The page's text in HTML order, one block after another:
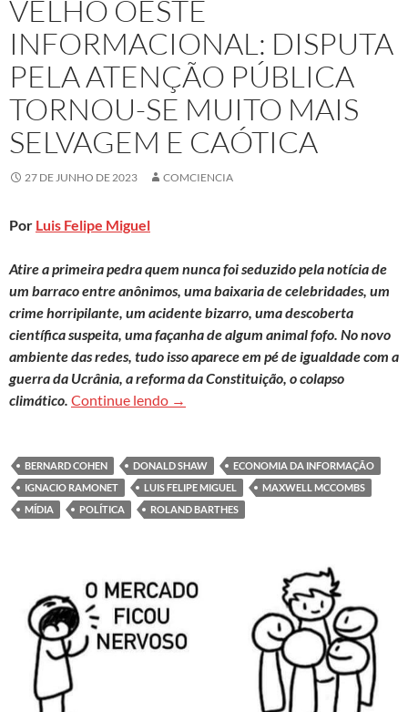
VELHO OESTE
INFORMACIONAL: DISPUTA
PELA ATENÇÃO PÚBLICA
TORNOU-SE MUITO MAIS
SELVAGEM E CAÓTICA
27 DE JUNHO DE 2023 COMCIENCIA
Por Luis Felipe Miguel
Atire a primeira pedra quem nunca foi seduzido pela notícia de
um barraco entre anônimos, uma baixaria de celebridades, um
crime horripilante, um acidente bizarro, uma descoberta
científica suspeita, uma façanha de algum animal fofo. No novo
ambiente das redes, tudo isso aparece em pé de igualdade com a
guerra da Ucrânia, a reforma da Constituição, o colapso
climático. Continue lendo Velho Oeste informacional: disputa
→
BERNARD COHEN DONALD SHAW
ECONOMIA DA INFORMAÇÃO
IGNACIO RAMONET
LUIS FELIPE MIGUEL
MAXWELL MCCOMBS
MÍDIA
POLÍTICA ROLAND BARTHES